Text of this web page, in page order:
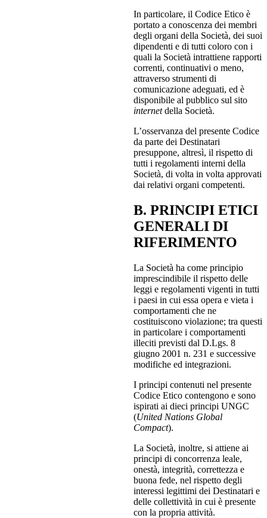
In particolare, il Codice Etico è
portato a conoscenza dei membri
degli organi della Società, dei suoi
dipendenti e di tutti coloro con i
quali la Società intrattiene rapporti
correnti, continuativi o meno,
attraverso strumenti di
comunicazione adeguati, ed è
disponibile al pubblico sul sito
internetdella Società.
L’osservanza del presente Codice
da parte dei Destinatari
presuppone, altresì, il rispetto di
tutti i regolamenti interni della
Società, di volta in volta approvati
dai relativi organi competenti.
B. PRINCIPI ETICI
GENERALI DI
RIFERIMENTO
La Società ha come principio
imprescindibile il rispetto delle
leggi e regolamenti vigenti in tutti
i paesi in cui essa opera e vieta i
comportamenti che ne
costituiscono violazione; tra questi
in particolare i comportamenti
illeciti previsti dal D.Lgs. 8
giugno 2001 n. 231 e successive
modifiche ed integrazioni.
I principi contenuti nel presente
Codice Etico contengono e sono
ispirati ai dieci principi UNGC
(United Nations Global
Compact).
La Società, inoltre, si attiene ai
principi di concorrenza leale,
onestà, integrità, correttezza e
buona fede, nel rispetto degli
interessi legittimi dei Destinatari e
delle collettività in cui è presente
con la propria attività.